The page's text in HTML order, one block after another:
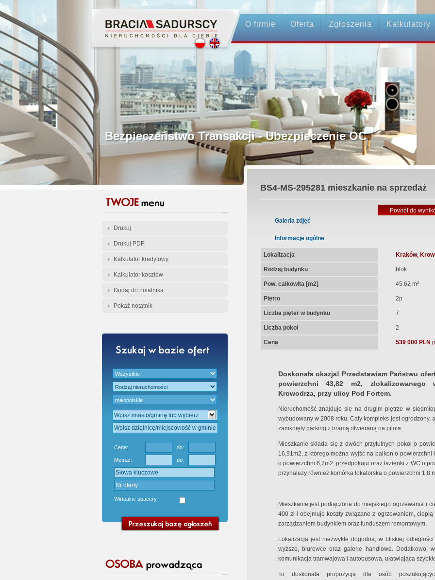
O firmie Oferta Zgłoszenia Kalkulatory
Profesjonalne Pośrednictwo
Bezpieczeństwo Transakcji - Ubezpieczenie OC
Licencjonowani Pośrednicy
Gwarancja Zwrotu Zadatku
Gratis - Przedwstępna Umowa Notarialna
Drukuj
Drukuj PDF
Kalkulator kredytowy
Kalkulator kosztów
Dodaj do notatnika
Pokaż notatnik
Cena: do:
Metraż: do:
Wirtualne spacery
BS4-MS-295281mieszkanie na sprzedaż
Powrót do
Galeria zdjęć
Informacje ogólne
Lokalizacja Kraków,
Rodzaj budynku blok
Pow. całkowita [m2] 45.62 m²
Piętro 2p
Liczba pięter w budynku 7
Liczba pokoi 2
Cena 539 000 PLN
Doskonała okazja! Przedstawiam Państwu
powierzchni 43,82 m2, zlokalizowanego
Krowodrza, przy ulicy Pod Fortem.
Nieruchomość znajduje się na drugim piętrze w
wybudowany w 2008 roku. Cały kompleks jest ogrodzony,
zamknięty parking z bramą otwieraną na pilota.
Mieszkanie składa się z dwóch przytulnych pokoi o
16,91m2, z którego można wyjść na balkon o
o powierzchni 6,7m2, przedpokoju oraz łazienki z WC o
przynależy również komórka lokatorska o powierzchni 1,8
Mieszkanie jest podłączone do miejskiego ogrzewania i
400 zł i obejmuje koszty związane z ogrzewaniem,
zarządzaniem budynkiem oraz funduszem remontowym.
Lokalizacja jest niezwykle dogodna, w bliskiej
wyższe, biurowce oraz galerie handlowe. Dodatkowo,
komunikacja tramwajowa i autobusowa, ułatwiająca
To doskonała propozycja dla osób